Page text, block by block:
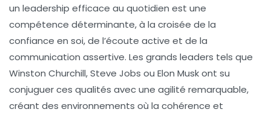
un leadership efficace au quotidien est une
compétence déterminante, à la croisée de la
confiance en soi, de l’écoute active et de la
communication assertive. Les grands leaders tels que
Winston Churchill, Steve Jobs ou Elon Musk ont su
conjuguer ces qualités avec une agilité remarquable,
créant des environnements où la cohérence et